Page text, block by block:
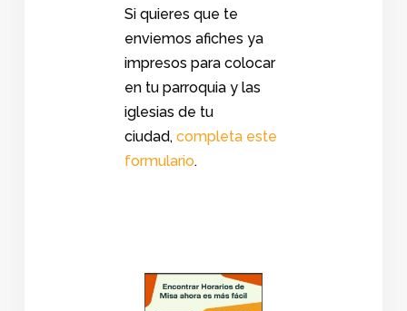
Si quieres que te
enviemos afiches ya
impresos para colocar
en tu parroquia y las
iglesias de tu
ciudad, completa este
formulario.